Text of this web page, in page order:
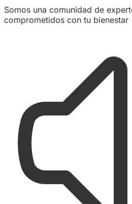
Somos una comunidad de
comprometidos con tu bienestar